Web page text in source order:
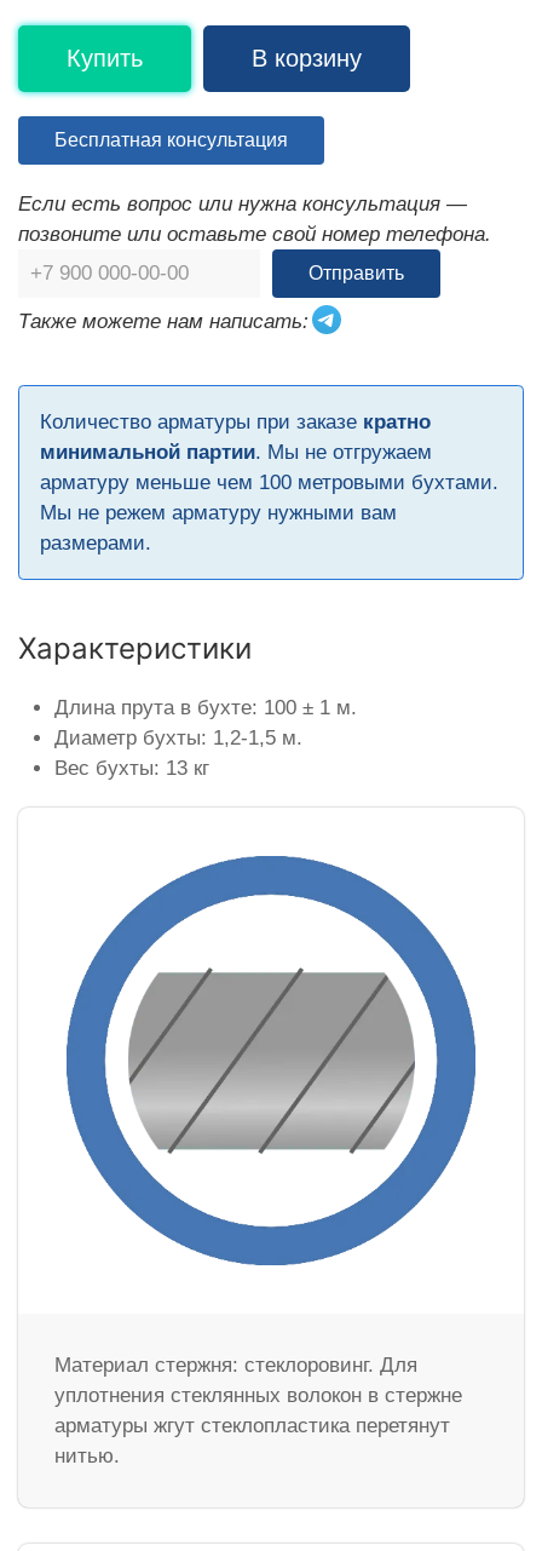
Купить В корзину
Бесплатная консультация
Если есть вопрос или нужна консультация —
позвоните или оставьте свой номер телефона.
Отправить
Также можете нам написать:
Количество арматуры при заказе кратно
минимальной партии. Мы не отгружаем
арматуру меньше чем 100 метровыми бухтами.
Мы не режем арматуру нужными вам
размерами.
Характеристики
Длина прута в бухте: 100 ± 1 м.
Диаметр бухты: 1,2-1,5 м.
Вес бухты: 13 кг
Материал стержня: стеклоровинг. Для
уплотнения стеклянных волокон в стержне
арматуры жгут стеклопластика перетянут
нитью.